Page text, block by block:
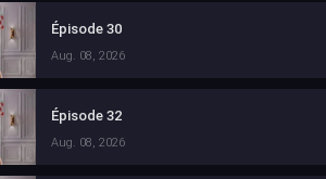
Épisode 30
Aug. 08, 2026
Épisode 32
Aug. 08, 2026